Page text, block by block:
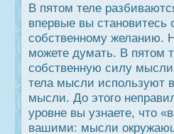
В пятом теле
впервые вы
собственному желанию.
можете думать. В пятом
собственную силу
тела мысли используют
мысли. До этого
урοвне вы узнаете, что
вашими: мысли